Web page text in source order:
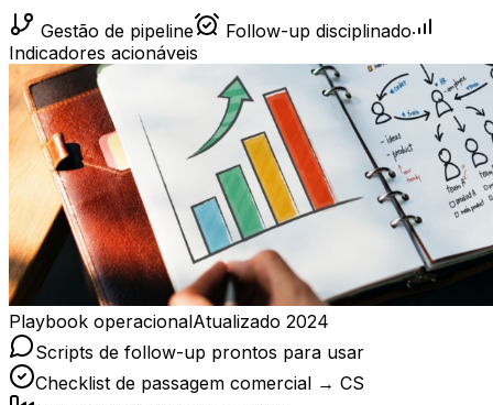
Gestão de pipeline
Follow-up disciplinado
Indicadores acionáveis
Playbook operacionalAtualizado 2024
Scripts de follow-up prontos para usar
Checklist de passagem comercial → CS